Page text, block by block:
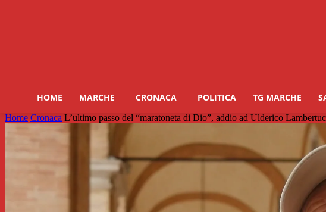
HOME MARCHE CRONACA POLITICA TG MARCHE
Home Cronaca L’ultimo passo del “maratoneta di Dio”, addio ad Ulderico